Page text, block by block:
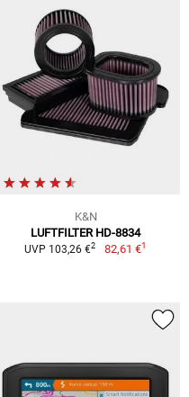
K&N
LUFTFILTER HD-8834
UVP 103,26 €2 82,61 €1